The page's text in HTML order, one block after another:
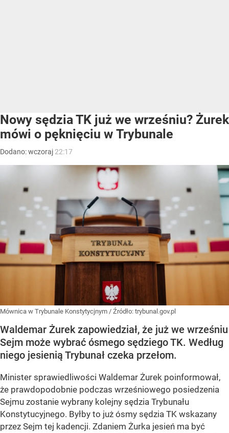
Nowy sędzia TK już we wrześniu? Żurek
mówi o pęknięciu w Trybunale
Dodano:wczoraj 22:17
Mównica w Trybunale Konstytycjnym / Źródło: trybunal.gov.pl
Waldemar Żurek zapowiedział, że już we wrześniu
Sejm może wybrać ósmego sędziego TK. Według
niego jesienią Trybunał czeka przełom.
Minister sprawiedliwości Waldemar Żurek poinformował,
że prawdopodobnie podczas wrześniowego posiedzenia
Sejmu zostanie wybrany kolejny sędzia Trybunału
Konstytucyjnego. Byłby to już ósmy sędzia TK wskazany
przez Sejm tej kadencji. Zdaniem Żurka jesień ma być